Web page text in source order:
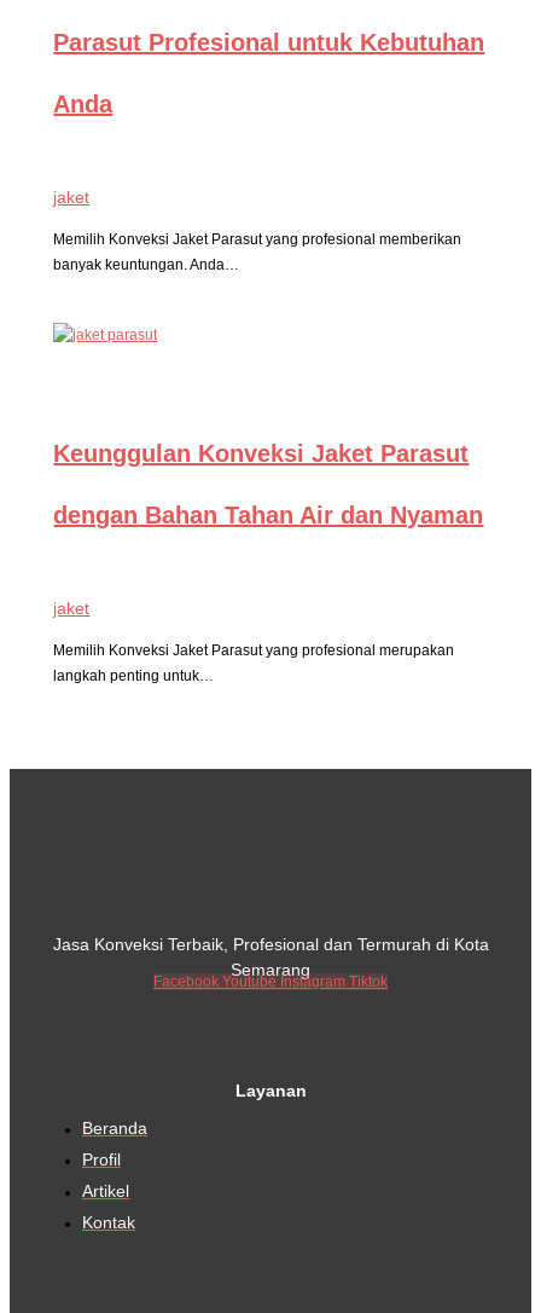
Parasut Profesional untuk Kebutuhan
Anda
jaket
Memilih Konveksi Jaket Parasut yang profesional memberikan
banyak keuntungan. Anda…
Keunggulan Konveksi Jaket Parasut
dengan Bahan Tahan Air dan Nyaman
jaket
Memilih Konveksi Jaket Parasut yang profesional merupakan
langkah penting untuk…
Jasa Konveksi Terbaik, Profesional dan Termurah di Kota
Semarang
Facebook Youtube Instagram Tiktok
Layanan
Beranda
Profil
Artikel
Kontak